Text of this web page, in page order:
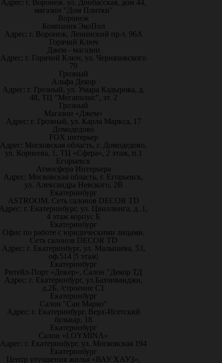
Адрес: г. Воронеж. ул. Донбасская, дом 44,
магазин "Дом Плитки"
Воронеж
Компания ЭкоПол
Адрес: г. Воронеж, Ленинский пр-т, 96А
Горячий Ключ
Джем - магазин
Адрес: г. Горячий Ключ, ул. Черняховского
79
Грозный
Альфа Декор
Адрес: г. Грозный, ул. Умара Кадырова, д.
48, ТЦ "Мегаполис", эт. 2
Грозный
Магазин «Джем»
Адрес: г. Грозный, ул. Карла Маркса, 17
Домодедово
FOX интерьер
Адрес: Московская область, г. Домодедово,
ул. Корнеева, 1, ТЦ «Сфера», 2 этаж, п.1
Егорьевск
Атмосфера Интерьера
Адрес: Московская область, г. Егорьевск,
ул. Александра Невского, 2В
Екатеринбург
ASTROOM. Сеть салонов DECOR TD
г. Екатеринбург, ул. Цвиллинга, д .1,
4 этаж корпус Б
Екатеринбург
Офис по работе с юридическими лицами.
Сеть салонов DECOR TD
Адрес: г. Екатеринбург, ул. Малышева, 53,
оф.514 |5 этаж|
Екатеринбург
Ритейл-Порт «Докер», Салон "Декор ТД
Адрес: г. Екатеринбург, ул.Бахчиванджи,
д.2Б, /строение С1
Екатеринбург
Салон "Сан Марко"
Адрес: г. Екатеринбург, Верх-Исетский
бульвар, 18
Екатеринбург
Салон «LOYMINA»
Адрес: г. Екатеринбург, ул. Московская 194
Екатеринбург
Центр улучшения жилья «ВАУ ХАУЗ»,